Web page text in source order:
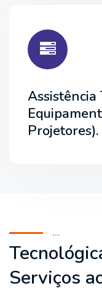
Assistência
Projetores).
...
Serviços